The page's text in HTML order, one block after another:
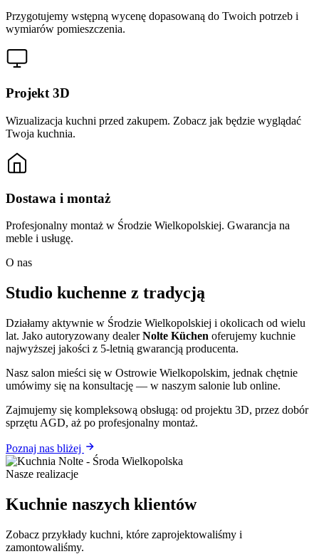
Przygotujemy wstępną wycenę dopasowaną do Twoich potrzeb i
wymiarów pomieszczenia.
Projekt 3D
Wizualizacja kuchni przed zakupem. Zobacz jak będzie wyglądać
Twoja kuchnia.
Dostawa i montaż
Profesjonalny montaż w Środzie Wielkopolskiej. Gwarancja na
meble i usługę.
O nas
Studio kuchenne z tradycją
Działamy aktywnie w Środzie Wielkopolskiej i okolicach od wielu
lat. Jako autoryzowany dealerNolte Küchen oferujemy kuchnie
najwyższej jakości z 5-letnią gwarancją producenta.
Nasz salon mieści się w Ostrowie Wielkopolskim, jednak chętnie
umówimy się na konsultację — w naszym salonie lub online.
Zajmujemy się kompleksową obsługą: od projektu 3D, przez dobór
sprzętu AGD, aż po profesjonalny montaż.
Poznaj nas bliżej
Nasze realizacje
Kuchnie naszych klientów
Zobacz przykłady kuchni, które zaprojektowaliśmy i
zamontowaliśmy.